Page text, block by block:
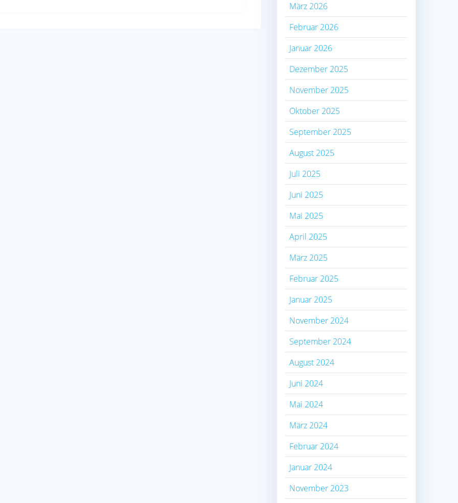
März 2026
Februar 2026
Januar 2026
Dezember 2025
November 2025
Oktober 2025
September 2025
August 2025
Juli 2025
Juni 2025
Mai 2025
April 2025
März 2025
Februar 2025
Januar 2025
November 2024
September 2024
August 2024
Juni 2024
Mai 2024
März 2024
Februar 2024
Januar 2024
November 2023